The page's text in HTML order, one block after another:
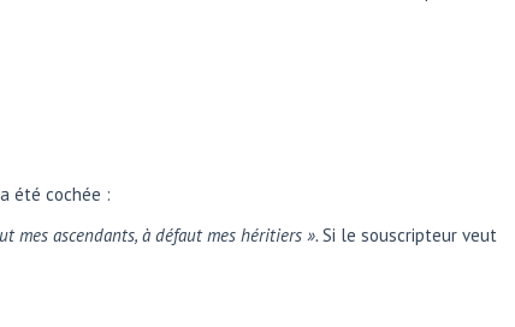
été cochée :
mes ascendants, à défaut mes héritiers ». Si le souscripteur veut